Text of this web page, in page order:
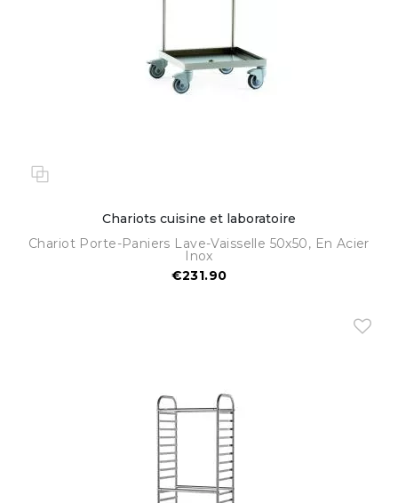
Chariots cuisine et laboratoire
Chariot Porte-Paniers Lave-Vaisselle 50x50, En Acier
Inox
€231.90